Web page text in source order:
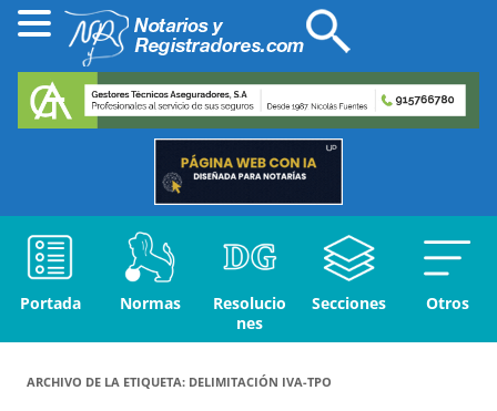
Portada Normas
Resolucio
nes
Secciones Otros
ARCHIVO DE LA ETIQUETA: DELIMITACIÓN IVA-TPO